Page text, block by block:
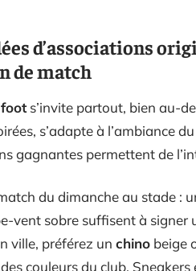
d’associations
de match
s’invite partout, bien au-
s’adapte à l’ambiance
gagnantes permettent de
du dimanche au stade :
vent sobre suffisent à signer
ville, préférez un chino beige
couleurs du club.